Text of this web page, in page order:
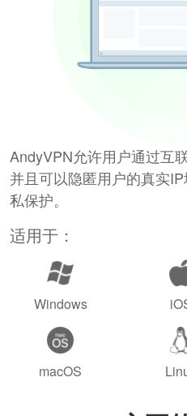
AndyVPN允许用户通过互
并且可以隐匿用户的真实
私保护。
适用于：
Windows
macOS